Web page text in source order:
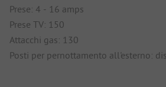
Prese: 4 - 16 amps
Prese TV: 150
Attacchi gas: 130
Posti per pernottamento all'esterno: